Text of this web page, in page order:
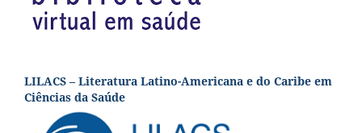
LILACS – Literatura Latino-Americana e do Caribe em
Ciências da Saúde